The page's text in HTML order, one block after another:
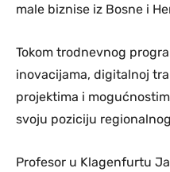
male biznise iz Bosne i
Tokom trodnevnog
inovacijama, digitalnoj
projektima i
svoju poziciju
Profesor u Klagenfurtu